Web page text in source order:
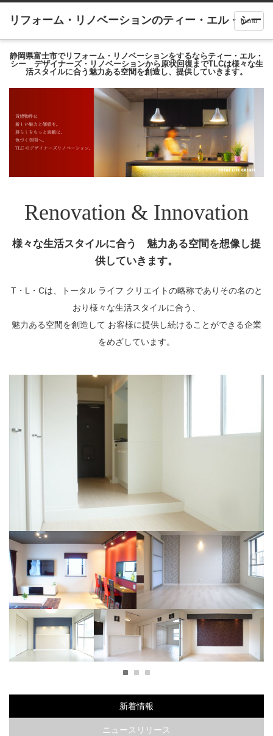
menu
静岡県富士市でリフォーム・リノベーションをするならティー・エル・
シー デザイナーズ・リノベーションから原状回復までTLCは様々な生
活スタイルに合う魅力ある空間を創造し、提供していきます。
Renovation & Innovation
様々な生活スタイルに合う 魅力ある空間を想像し提
供していきます。
T・L・Cは、トータル ライフ クリエイトの略称でありその名のと
おり様々な生活スタイルに合う、
魅力ある空間を創造して お客様に提供し続けることができる企業
をめざしています。
で
お
白とブルーで統一したスタイリッシュなお部屋
大胆なクロスを使用したシティ
海外のホテルの様なラグジュア
うずまき模様が可愛いお
Ｏｌｄ Ｎｅｗ Ｙｏｒ
ｋ ｓｔｙｌｅ
ダークカラー×パステルカ
1 2
新着情報
ニュースリリース